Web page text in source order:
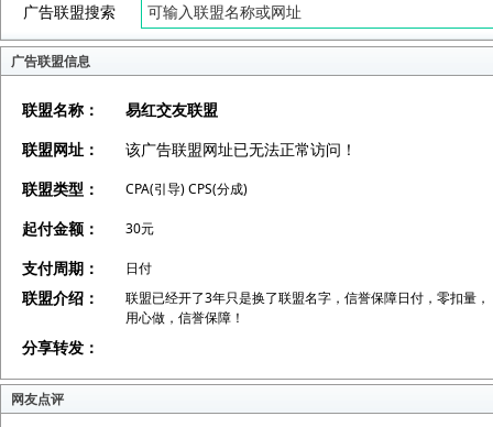
广告联盟搜索
广告联盟信息
联盟名称：
易红交友联盟
联盟网址：
该广告联盟网址已无法正常访问！
联盟类型：
CPA(引导) CPS(分成)
起付金额： 30元
支付周期： 日付
联盟介绍：
联盟已经开了3年只是换了联盟名字，信誉保障日付，零扣量，
用心做，信誉保障！
分享转发：
网友点评